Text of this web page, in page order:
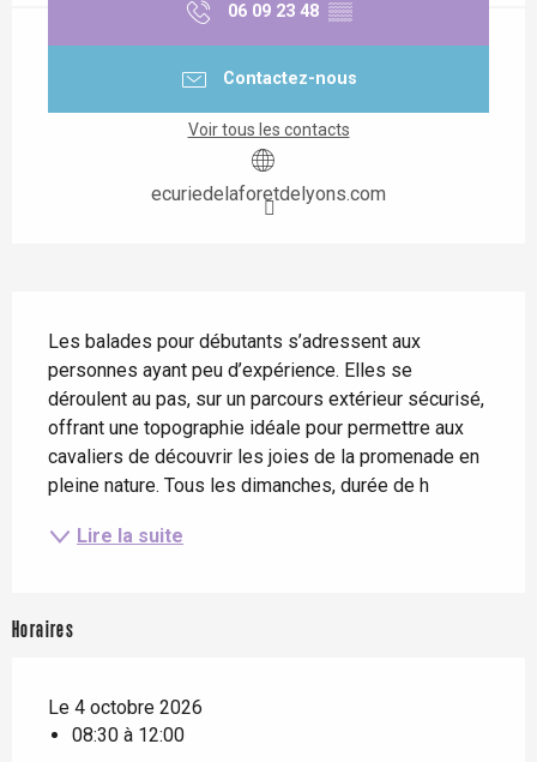
06 09 23 48 ▒▒
Contactez-nous
Voir tous les contacts
ecuriedelaforetdelyons.com
Les balades pour débutants s’adressent aux
personnes ayant peu d’expérience. Elles se
déroulent au pas, sur un parcours extérieur sécurisé,
offrant une topographie idéale pour permettre aux
cavaliers de découvrir les joies de la promenade en
pleine nature. Tous les dimanches, durée de h
Lire la suite
Horaires
Le 4 octobre 2026
08:30 à 12:00